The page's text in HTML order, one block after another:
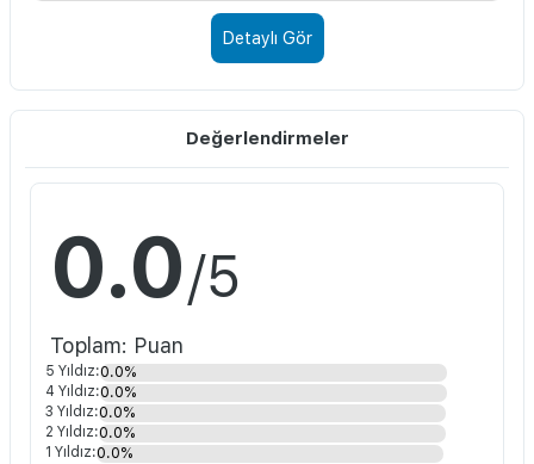
Detaylı Gör
Değerlendirmeler
0.0/5
Toplam: Puan
5 Yıldız:0.0%
4 Yıldız:0.0%
3 Yıldız:0.0%
2 Yıldız:0.0%
1 Yıldız:0.0%